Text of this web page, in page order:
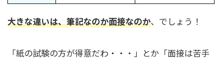
大きな違いは、筆記なのか面接なのか、でしょう！
「紙の試験の方が得意だわ・・・」とか「面接は苦手